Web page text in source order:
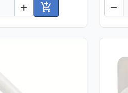
 
Ajouter au panier
